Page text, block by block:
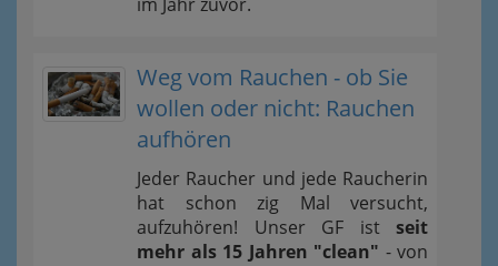
Weg vom Rauchen - ob Sie
wollen oder nicht: Rauchen
aufhören
Jeder Raucher und jede Raucherin
hat schon zig Mal versucht,
aufzuhören! Unser GF ist seit
mehr als 15 Jahren "clean" - von